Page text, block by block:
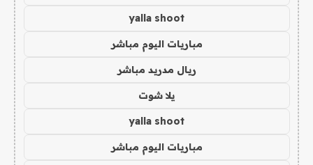
yalla shoot
مباريات اليوم مباشر
ريال مدريد مباشر
يلا شوت
yalla shoot
مباريات اليوم مباشر